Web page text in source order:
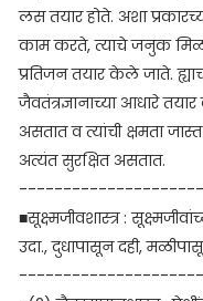
लस तयार होते. अशा
काम करते, त्याचे जनुक
प्रतिजन तयार केले जाते.
जैवतंत्रज्ञानाच्या आधारे
असतात व त्यांची क्षमता
अत्यंत सुरक्षित असतात.
■सूक्ष्मजीवशास्त्र :
उदा., दुधापासून दही,